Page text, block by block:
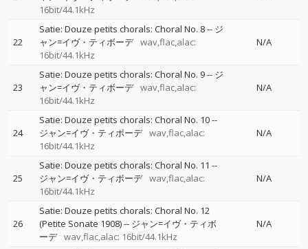
16bit/44.1kHz
22
Satie: Douze petits chorals: Choral No. 8-- ジ
ャン=イヴ・ティボーデ wav,flac,alac:
16bit/44.1kHz
N/A
23
Satie: Douze petits chorals: Choral No. 9-- ジ
ャン=イヴ・ティボーデ wav,flac,alac:
16bit/44.1kHz
N/A
24
Satie: Douze petits chorals: Choral No. 10--
ジャン=イヴ・ティボーデ wav,flac,alac:
16bit/44.1kHz
N/A
25
Satie: Douze petits chorals: Choral No. 11 --
ジャン=イヴ・ティボーデ wav,flac,alac:
16bit/44.1kHz
N/A
26
Satie: Douze petits chorals: Choral No. 12
(Petite Sonate 1908)-- ジャン=イヴ・ティボ
ーデ wav,flac,alac: 16bit/44.1kHz
N/A